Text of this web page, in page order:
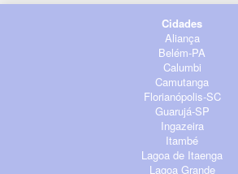
Cidades
Aliança
Belém-PA
Calumbi
Camutanga
Florianópolis-SC
Guarujá-SP
Ingazeira
Itambé
Lagoa de Itaenga
Lagoa Grande